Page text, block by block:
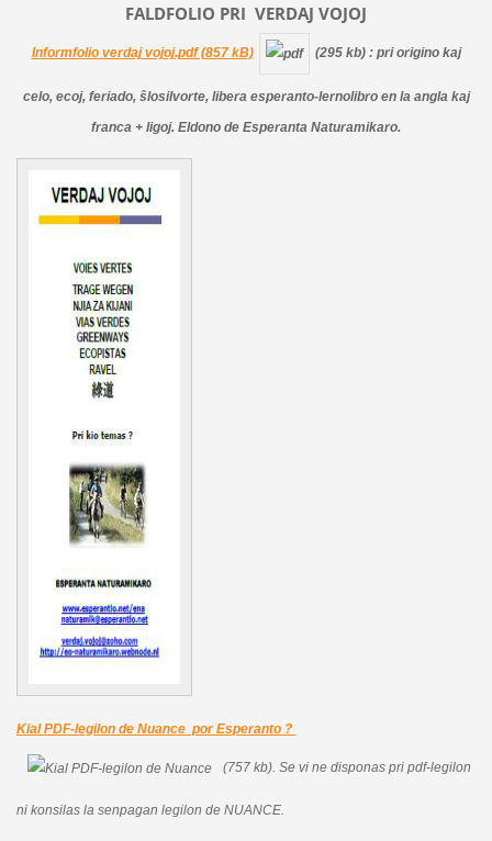
FALDFOLIO PRI VERDAJ VOJOJ
Informfolio verdaj vojoj.pdf (857 kB) (295 kb) : pri origino kaj
celo, ecoj, feriado, ŝlosilvorte, libera esperanto-lernolibro en la angla kaj
franca + ligoj. Eldono de Esperanta Naturamikaro.
Kial PDF-legilon de Nuance por Esperanto ?
(757 kb). Se vi ne disponas pri pdf-legilon
ni konsilas la senpagan legilon de NUANCE.